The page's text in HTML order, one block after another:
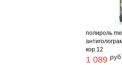
полироль
кор.12
1 089 руб